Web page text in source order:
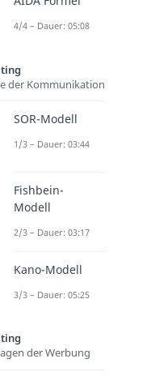
4/4 – Dauer: 05:08
der Kommunikation
SOR-Modell
1/3 – Dauer: 03:44
Fishbein-
Modell
2/3 – Dauer: 03:17
Kano-Modell
3/3 – Dauer: 05:25
der Werbung